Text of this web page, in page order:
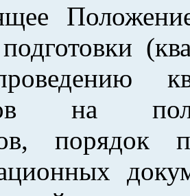
на
порядок